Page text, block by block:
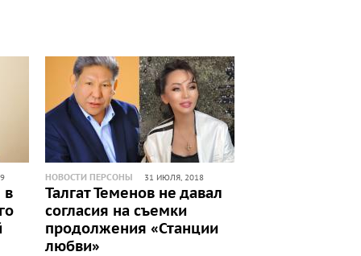
в
НОВОСТИ ПЕРСОНЫ 31 ИЮЛЯ, 2018
Талгат Теменов не давал
согласия на съемки
продолжения «Станции
любви»